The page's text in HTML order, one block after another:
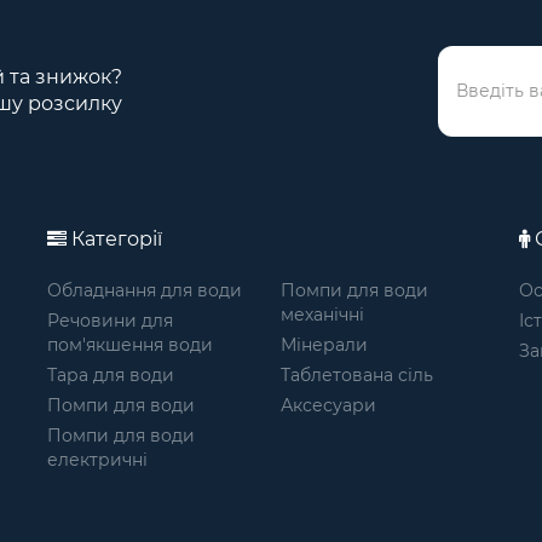
та знижок?
розсилку
Категорії
Обладнання для води
Речовини для
пом'якшення води
Тара для води
Помпи для води
Помпи для води
електричні
Помпи для води
механічні
Мінерали
Таблетована сіль
Аксесуари